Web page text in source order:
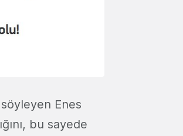
Enes
bu sayede